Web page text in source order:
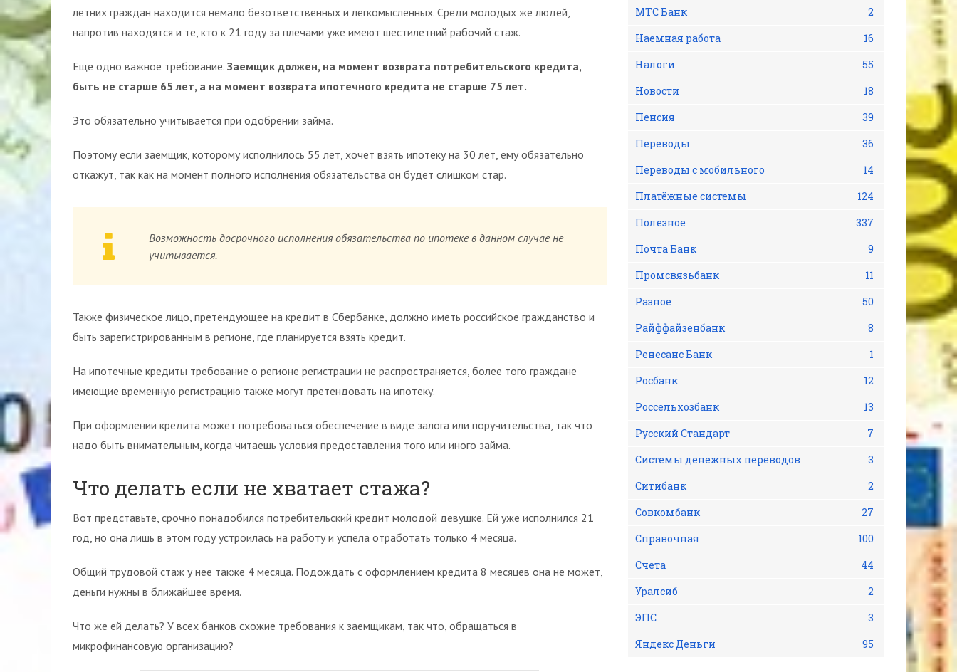
летних граждан находится немало безответственных и легкомысленных. Среди молодых же людей,
напротив находятся и те, кто к 21 году за плечами уже имеют шестилетний рабочий стаж.
Еще одно важное требование. Заемщик должен, на момент возврата потребительского кредита,
быть не старше 65 лет, а на момент возврата ипотечного кредита не старше 75 лет.
Это обязательно учитывается при одобрении займа.
Поэтому если заемщик, которому исполнилось 55 лет, хочет взять ипотеку на 30 лет, ему обязательно
откажут, так как на момент полного исполнения обязательства он будет слишком стар.
Возможность досрочного исполнения обязательства по ипотеке в данном случае не
учитывается.
Также физическое лицо, претендующее на кредит в Сбербанке, должно иметь российское гражданство и
быть зарегистрированным в регионе, где планируется взять кредит.
На ипотечные кредиты требование о регионе регистрации не распространяется, более того граждане
имеющие временную регистрацию также могут претендовать на ипотеку.
При оформлении кредита может потребоваться обеспечение в виде залога или поручительства, так что
надо быть внимательным, когда читаешь условия предоставления того или иного займа.
Что делать если не хватает стажа?
Вот представьте, срочно понадобился потребительский кредит молодой девушке. Ей уже исполнился 21
год, но она лишь в этом году устроилась на работу и успела отработать только 4 месяца.
Общий трудовой стаж у нее также 4 месяца. Подождать с оформлением кредита 8 месяцев она не может,
деньги нужны в ближайшее время.
Что же ей делать? У всех банков схожие требования к заемщикам, так что, обращаться в
микрофинансовую организацию?
МТС Банк
2
Наемная работа
16
Налоги
55
Новости
18
Пенсия
39
Переводы
36
Переводы с мобильного
14
Платёжные системы
124
Полезное
337
Почта Банк
9
Промсвязьбанк
11
Разное
50
Райффайзенбанк
8
Ренесанс Банк
1
Росбанк
12
Россельхозбанк
13
Русский Стандарт
7
Системы денежных переводов
3
Ситибанк
2
Совкомбанк
27
Справочная
100
Счета
44
Уралсиб
2
ЭПС
3
Яндекс Деньги
95